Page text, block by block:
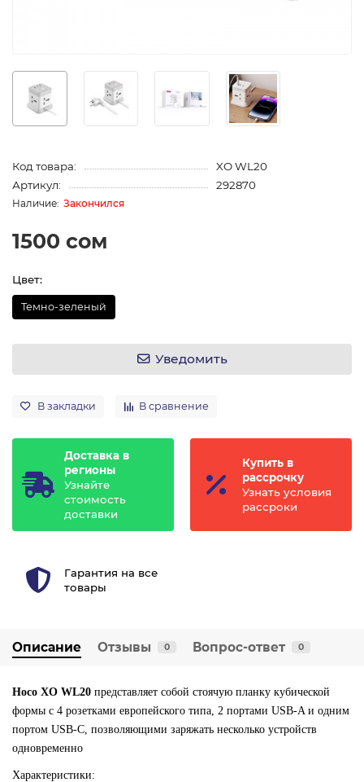
Код товара:
XO WL20
Артикул:
292870
Закончился
1500 сом
Цвет:
Темно-зеленый
Уведомить
В закладки В сравнение
Доставка в
регионы
Узнайте
стоимость
доставки
Купить в
рассрочку
Узнать условия
рассроки
Гарантия на все
товары
Описание Отзывы 0 Вопрос-ответ 0
Hoco XO WL20 представляет собой стоячую планку кубической
формы с 4 розетками европейского типа, 2 портами USB-A и одним
портом USB-C, позволяющими заряжать несколько устройств
одновременно
Характеристики: